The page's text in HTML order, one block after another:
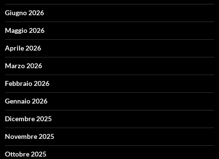
Giugno 2026
Maggio 2026
Aprile 2026
Marzo 2026
Febbraio 2026
Gennaio 2026
Dicembre 2025
Novembre 2025
Ottobre 2025